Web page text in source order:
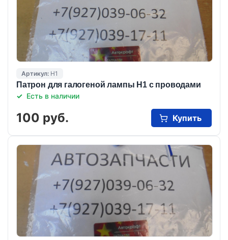
Артикул: Н1
Патрон для галогеной лампы Н1 с проводами
Есть в наличии
100 руб. Купить